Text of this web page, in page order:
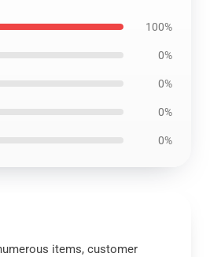
100%
0%
0%
0%
0%
items, customer